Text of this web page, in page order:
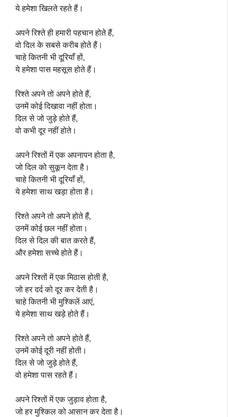
ये हमेशा खिलते रहते हैं।
अपने रिश्ते ही हमारी पहचान होते हैं,
वो दिल के सबसे करीब होते हैं।
चाहे कितनी भी दूरियाँ हों,
ये हमेशा पास महसूस होते हैं।
रिश्ते अपने तो अपने होते हैं,
उनमें कोई दिखावा नहीं होता।
दिल से जो जुड़े होते हैं,
वो कभी दूर नहीं होते।
अपने रिश्तों में एक अपनापन होता है,
जो दिल को सुकून देता है।
चाहे कितनी भी दूरियाँ हों,
ये हमेशा साथ खड़ा होता है।
रिश्ते अपने तो अपने होते हैं,
उनमें कोई छल नहीं होता।
दिल से दिल की बात करते हैं,
और हमेशा सच्चे होते हैं।
अपने रिश्तों में एक मिठास होती है,
जो हर दर्द को दूर कर देती है।
चाहे कितनी भी मुश्किलें आएं,
ये हमेशा साथ खड़े होते हैं।
रिश्ते अपने तो अपने होते हैं,
उनमें कोई दूरी नहीं होती।
दिल से जो जुड़े होते हैं,
वो हमेशा पास रहते हैं।
अपने रिश्तों में एक जुड़ाव होता है,
जो हर मुश्किल को आसान कर देता है।